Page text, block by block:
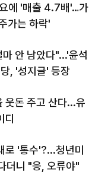
에 '매출 4.7배'…가
가는 하락'
안 남았다"...'윤석
, '성지글' 등장
웃돈 주고 산다...유
디
로 '통수'?...청년미
더니 "응, 오류야"